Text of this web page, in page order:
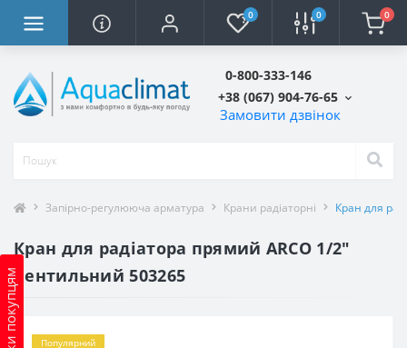
0 0 0
0-800-333-146
+38 (067) 904-76-65
Замовити дзвінок
Запірно-регулююча арматура Крани радіаторні Кран для
Кран для радіатора прямий ARCO 1/2″
вентильний 503265
Популярний